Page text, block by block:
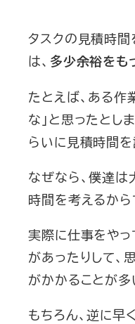
タスクの見積時
は、 多少余裕をも
たとえば、ある作
な」と思ったとし
らいに見積時間を
なぜなら、僕達
時間を考えるから
実際に仕事をやっ
があったりして、
がかかることが多
もちろん、逆に早